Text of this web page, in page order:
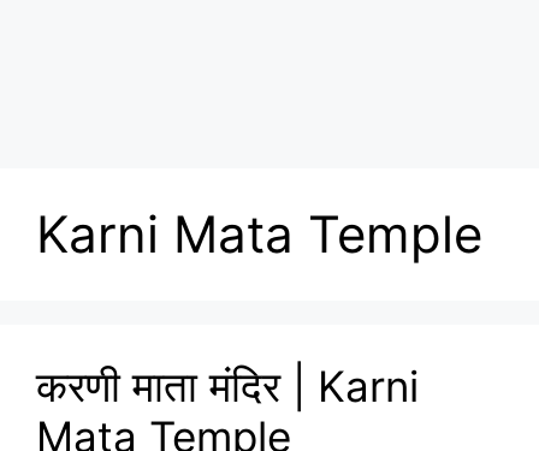
Karni Mata Temple
करणी माता मंदिर | Karni
Mata Temple